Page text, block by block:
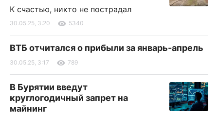
К счастью, никто не пострадал
30.05.25, 3:20 5340
ВТБ отчитался о прибыли за январь-апрель
30.05.25, 3:17 789
В Бурятии введут
круглогодичный запрет на
майнинг